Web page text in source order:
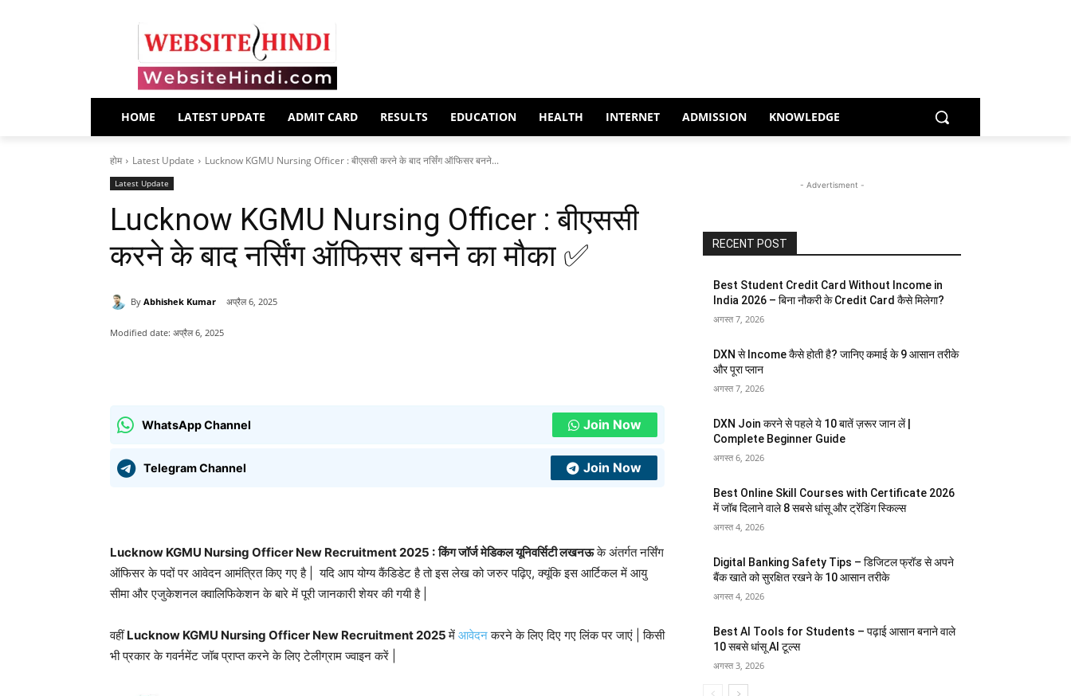
HOME LATEST UPDATE ADMIT CARD RESULTS EDUCATION HEALTH INTERNET ADMISSION KNOWLEDGE
होम Latest Update Lucknow KGMU Nursing Officer : बीएससी करने के बाद नर्सिंग ऑफिसर बनने...
Latest Update
Lucknow KGMU Nursing Officer : बीएससी
करने के बाद नर्सिंग ऑफिसर बनने का मौका ✅
By Abhishek Kumar अप्रैल 6, 2025
Modified date: अप्रैल 6, 2025
WhatsApp Channel Join Now
Telegram Channel Join Now
Lucknow KGMU Nursing Officer New Recruitment 2025 : किंग जॉर्ज मेडिकल यूनिवर्सिटी लखनऊके अंतर्गत नर्सिंग
ऑफिसर के पदों पर आवेदन आमंत्रित किए गए है | यदि आप योग्य कैंडिडेट है तो इस लेख को जरुर पढ़िए, क्यूंकि इस आर्टिकल में आयु
सीमा और एजुकेशनल क्वालिफिकेशन के बारे में पूरी जानकारी शेयर की गयी है |
वहींLucknow KGMU Nursing Officer New Recruitment 2025में आवेदनकरने के लिए दिए गए लिंक पर जाएं | किसी
भी प्रकार के गवर्नमेंट जॉब प्राप्त करने के लिए टेलीग्राम ज्वाइन करें |
- Advertisment -
RECENT POST
Best Student Credit Card Without Income in
India 2026 – बिना नौकरी के Credit Card कैसे मिलेगा?
अगस्त 7, 2026
DXN से Income कैसे होती है? जानिए कमाई के 9 आसान तरीके
और पूरा प्लान
अगस्त 7, 2026
DXN Join करने से पहले ये 10 बातें ज़रूर जान लें |
Complete Beginner Guide
अगस्त 6, 2026
Best Online Skill Courses with Certificate 2026
में जॉब दिलाने वाले 8 सबसे धांसू और ट्रेंडिंग स्किल्स
अगस्त 4, 2026
Digital Banking Safety Tips – डिजिटल फ्रॉड से अपने
बैंक खाते को सुरक्षित रखने के 10 आसान तरीके
अगस्त 4, 2026
Best AI Tools for Students – पढ़ाई आसान बनाने वाले
10 सबसे धांसू AI टूल्स
अगस्त 3, 2026